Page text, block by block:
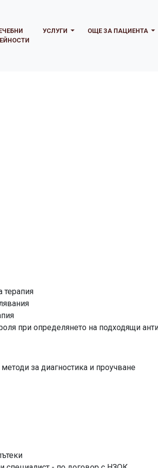
УСЛУГИ ОЩЕ ЗА ПАЦИЕНТА
терапия
при определянето на подходящи
за диагностика и проучване